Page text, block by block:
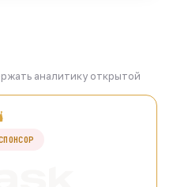
аналитику открытой